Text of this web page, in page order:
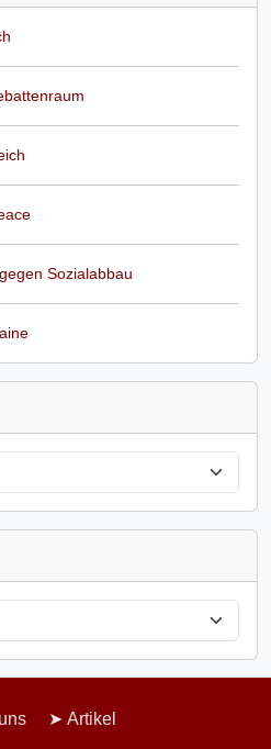
Sozialabbau
Artikel